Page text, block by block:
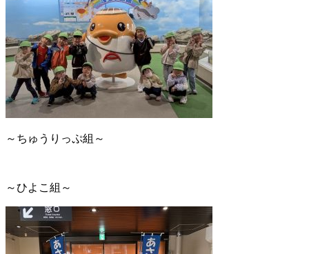
～ちゅうりっぷ組～
～ひよこ組～